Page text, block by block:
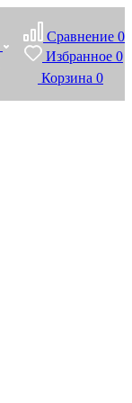
Сравнение 0
Избранное 0
Корзина 0